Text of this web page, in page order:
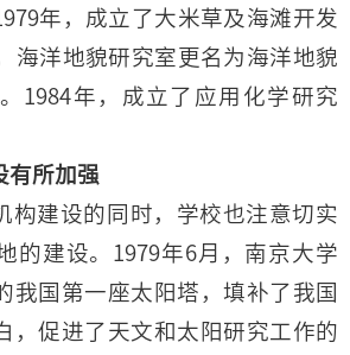
年，成立了大米草及海滩开发
海洋地貌研究室更名为海洋地貌
1984年，成立了应用化学研究
有所加强
构建设的同时，学校也注意切实
的建设。1979年6月，南京大学
我国第一座太阳塔，填补了我国
，促进了天文和太阳研究工作的